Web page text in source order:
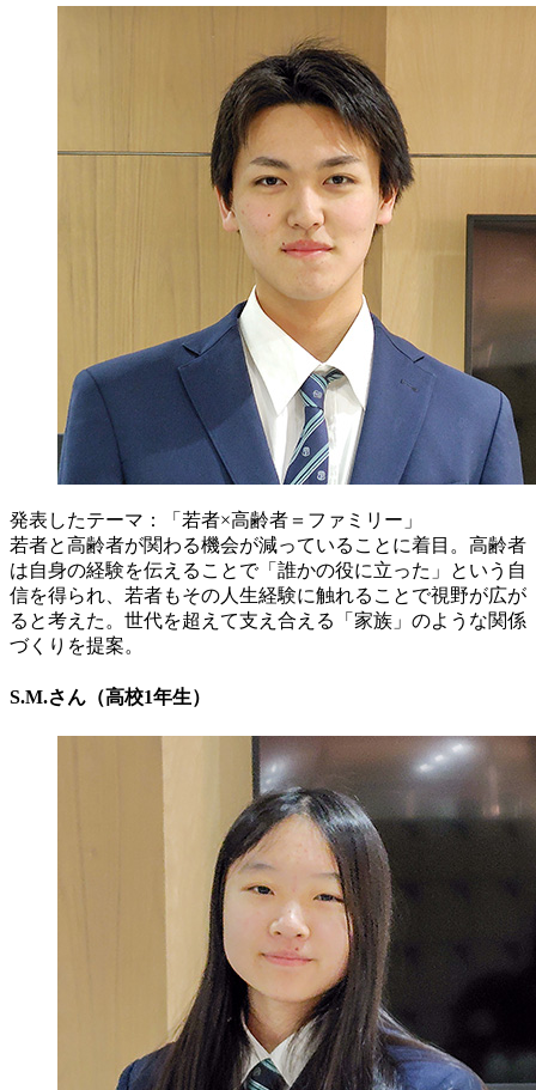
発表したテーマ：「若者×高齢者＝ファミリー」
若者と高齢者が関わる機会が減っていることに着目。高齢者
は自身の経験を伝えることで「誰かの役に立った」という自
信を得られ、若者もその人生経験に触れることで視野が広が
ると考えた。世代を超えて支え合える「家族」のような関係
づくりを提案。
S.M.さん（高校1年生）